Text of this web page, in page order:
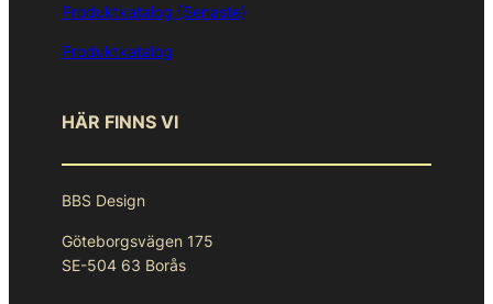
Produktkatalog (Senaste)
Produktkatalog
HÄR FINNS VI
BBS Design
Göteborgsvägen 175
SE-504 63 Borås